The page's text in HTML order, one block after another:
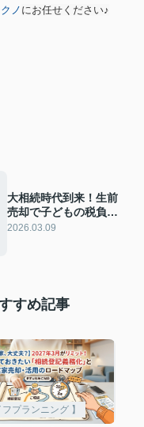
ノ にお任せください♪
大相続時代到来！生前
売却で子どもの税負担
を減らす賢い選択【高
2026.03.09
すめ記事
フプランニング 】